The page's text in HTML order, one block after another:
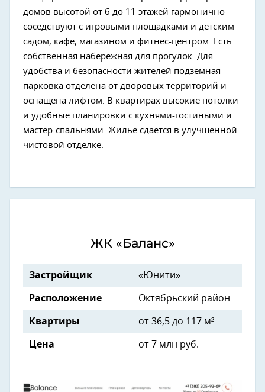
домов высотой от 6 до 11 этажей гармонично
соседствуют с игровыми площадками и детским
садом, кафе, магазином и фитнес-центром. Есть
собственная набережная для прогулок. Для
удобства и безопасности жителей подземная
парковка отделена от дворовых территорий и
оснащена лифтом. В квартирах высокие потолки
и удобные планировки с кухнями-гостиными и
мастер-спальнями. Жилье сдается в улучшенной
чистовой отделке.
ЖК «Баланс»
Застройщик «Юнити»
Расположение Октябрьский район
Квартиры от 36,5 до 117 м²
Цена от 7 млн руб.